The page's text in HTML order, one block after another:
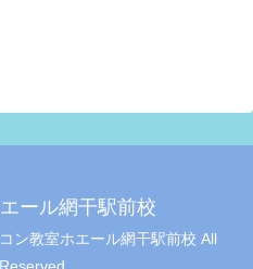
ール網干駅前校
ン教室ホエール網干駅前校 All